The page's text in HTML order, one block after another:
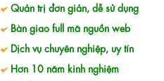
Quản trị đơn giản, dễ sử dụng
Bàn giao full mã nguồn web
Dịch vụ chuyên nghiệp, uy tín
Hơn 10 năm kinh nghiệm